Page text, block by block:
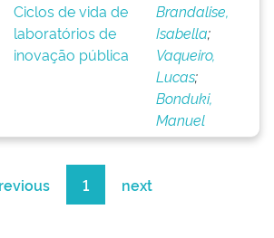
Ciclos de vida de
laboratórios de
inovação pública
Brandalise,
Isabella;
Vaqueiro,
Lucas;
Bonduki,
Manuel
1 next